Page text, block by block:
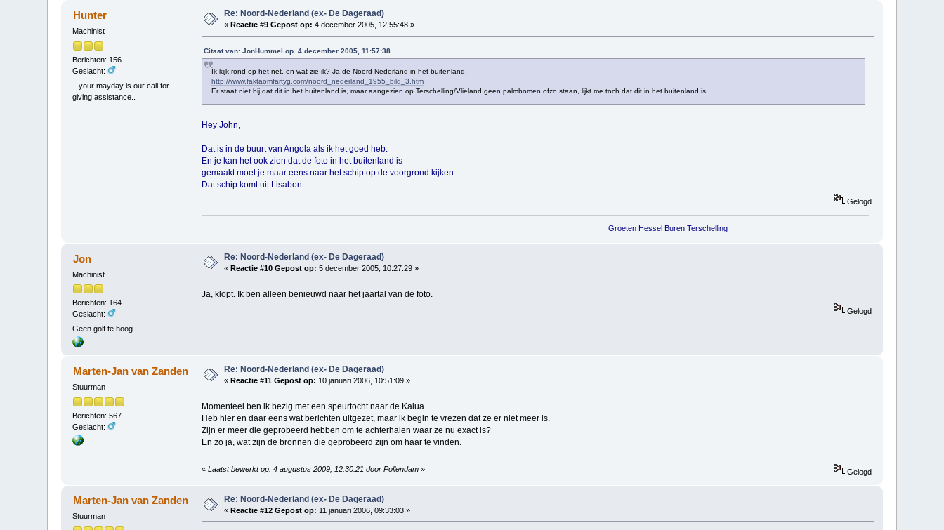
Hunter
Machinist
Berichten: 156
Geslacht:
...your mayday is our call for
giving assistance..
Re: Noord-Nederland (ex- De Dageraad)
« Reactie #9 Gepost op: 4 december 2005, 12:55:48 »
Citaat van: JonHummel op 4 december 2005, 11:57:38
Ik kijk rond op het net, en wat zie ik? Ja de Noord-Nederland in het buitenland.
http://www.faktaomfartyg.com/noord_nederland_1955_bild_3.htm
Er staat niet bij dat dit in het buitenland is, maar aangezien op Terschelling/Vlieland geen palmbomen ofzo staan, lijkt me toch dat dit in het buitenland is.
Hey John,
Dat is in de buurt van Angola als ik het goed heb.
En je kan het ook zien dat de foto in het buitenland is
gemaakt moet je maar eens naar het schip op de voorgrond kijken.
Dat schip komt uit Lisabon....
Gelogd
Groeten Hessel Buren Terschelling
Jon
Machinist
Berichten: 164
Geslacht:
Geen golf te hoog...
Re: Noord-Nederland (ex- De Dageraad)
«Reactie #10 Gepost op: 5 december 2005, 10:27:29 »
Ja, klopt. Ik ben alleen benieuwd naar het jaartal van de foto.
Gelogd
Marten-Jan van Zanden
Stuurman
Berichten: 567
Geslacht:
Re: Noord-Nederland (ex- De Dageraad)
« Reactie #11 Gepost op: 10 januari 2006, 10:51:09 »
Momenteel ben ik bezig met een speurtocht naar de Kalua.
Heb hier en daar eens wat berichten uitgezet, maar ik begin te vrezen dat ze er niet meer is.
Zijn er meer die geprobeerd hebben om te achterhalen waar ze nu exact is?
En zo ja, wat zijn de bronnen die geprobeerd zijn om haar te vinden.
« Laatst bewerkt op: 4 augustus 2009, 12:30:21 door Pollendam» Gelogd
Marten-Jan van Zanden
Stuurman
Re: Noord-Nederland (ex- De Dageraad)
«Reactie #12 Gepost op: 11 januari 2006, 09:33:03 »